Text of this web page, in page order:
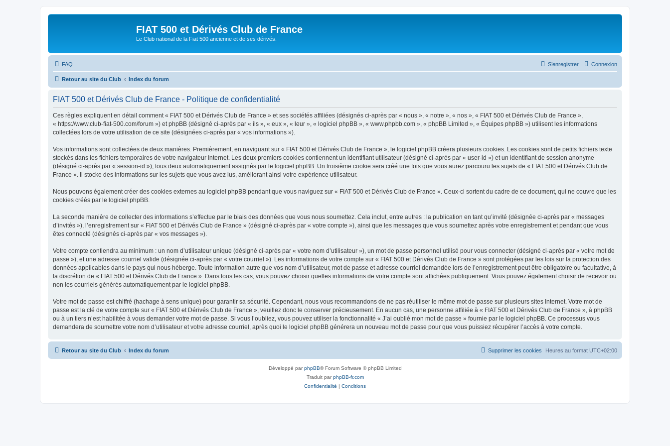
FIAT 500 et Dérivés Club de France
Le Club national de la Fiat 500 ancienne et de ses dérivés.
FAQ Connexion
S’enregistrer
Retour au site du Club Index du forum
FIAT 500 et Dérivés Club de France - Politique de confidentialité
Ces règles expliquent en détail comment « FIAT 500 et Dérivés Club de France » et ses sociétés affiliées (désignés ci-après par « nous », « notre », « nos », « FIAT 500 et Dérivés Club de France »,
« https://www.club-fiat-500.com/forum ») et phpBB (désigné ci-après par « ils », « eux », « leur », « logiciel phpBB », « www.phpbb.com », « phpBB Limited », « Équipes phpBB ») utilisent les informations
collectées lors de votre utilisation de ce site (désignées ci-après par « vos informations »).
Vos informations sont collectées de deux manières. Premièrement, en naviguant sur « FIAT 500 et Dérivés Club de France », le logiciel phpBB créera plusieurs cookies. Les cookies sont de petits fichiers texte
stockés dans les fichiers temporaires de votre navigateur Internet. Les deux premiers cookies contiennent un identifiant utilisateur (désigné ci-après par « user-id ») et un identifiant de session anonyme
(désigné ci-après par « session-id »), tous deux automatiquement assignés par le logiciel phpBB. Un troisième cookie sera créé une fois que vous aurez parcouru les sujets de « FIAT 500 et Dérivés Club de
France ». Il stocke des informations sur les sujets que vous avez lus, améliorant ainsi votre expérience utilisateur.
Nous pouvons également créer des cookies externes au logiciel phpBB pendant que vous naviguez sur « FIAT 500 et Dérivés Club de France ». Ceux-ci sortent du cadre de ce document, qui ne couvre que les
cookies créés par le logiciel phpBB.
La seconde manière de collecter des informations s’effectue par le biais des données que vous nous soumettez. Cela inclut, entre autres : la publication en tant qu’invité (désignée ci-après par « messages
d’invités »), l’enregistrement sur « FIAT 500 et Dérivés Club de France » (désigné ci-après par « votre compte »), ainsi que les messages que vous soumettez après votre enregistrement et pendant que vous
êtes connecté (désignés ci-après par « vos messages »).
Votre compte contiendra au minimum : un nom d’utilisateur unique (désigné ci-après par « votre nom d’utilisateur »), un mot de passe personnel utilisé pour vous connecter (désigné ci-après par « votre mot de
passe »), et une adresse courriel valide (désignée ci-après par « votre courriel »). Les informations de votre compte sur « FIAT 500 et Dérivés Club de France » sont protégées par les lois sur la protection des
données applicables dans le pays qui nous héberge. Toute information autre que vos nom d’utilisateur, mot de passe et adresse courriel demandée lors de l’enregistrement peut être obligatoire ou facultative, à
la discrétion de « FIAT 500 et Dérivés Club de France ». Dans tous les cas, vous pouvez choisir quelles informations de votre compte sont affichées publiquement. Vous pouvez également choisir de recevoir ou
non les courriels générés automatiquement par le logiciel phpBB.
Votre mot de passe est chiffré (hachage à sens unique) pour garantir sa sécurité. Cependant, nous vous recommandons de ne pas réutiliser le même mot de passe sur plusieurs sites Internet. Votre mot de
passe est la clé de votre compte sur « FIAT 500 et Dérivés Club de France », veuillez donc le conserver précieusement. En aucun cas, une personne affiliée à « FIAT 500 et Dérivés Club de France », à phpBB
ou à un tiers n’est habilitée à vous demander votre mot de passe. Si vous l’oubliez, vous pouvez utiliser la fonctionnalité « J’ai oublié mon mot de passe » fournie par le logiciel phpBB. Ce processus vous
demandera de soumettre votre nom d’utilisateur et votre adresse courriel, après quoi le logiciel phpBB générera un nouveau mot de passe pour que vous puissiez récupérer l’accès à votre compte.
Retour au site du Club Index du forum Heures au format UTC+02:00
Supprimer les cookies
Développé parphpBB® Forum Software © phpBB Limited
Traduit parphpBB-fr.com
Confidentialité | Conditions